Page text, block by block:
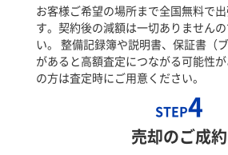
お客様ご希望の場所まで全国無料で
す。契約後の減額は一切ありません
い。 整備記録簿や説明書、保証書（
があると高額査定につながる可能性
の方は査定時にご用意ください。
STEP4
売却のご成約